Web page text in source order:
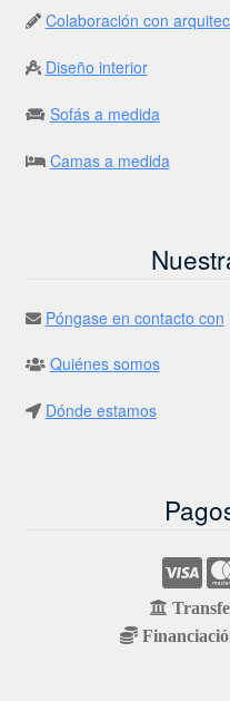
Colaboración con
Diseño interior
Sofás a medida
Camas a medida
Póngase en contacto con
Quiénes somos
Dónde estamos